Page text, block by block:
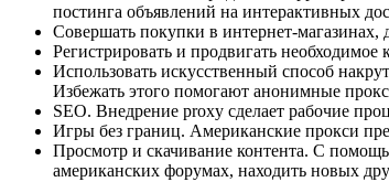
постинга объявлений на интерактивных
Совершать покупки в интернет-
Регистрировать и продвигать необходимое
Использовать искусственный способ
Избежать этого помогают анонимные
SEO. Внедрение proxy сделает рабочие
Игры без границ. Американские прокси
Просмотр и скачивание контента. С
американских форумах, находить новых